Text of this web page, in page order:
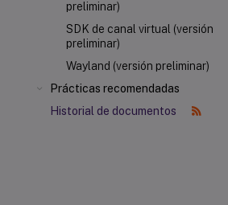
preliminar)
SDK de canal virtual (versión
preliminar)
Wayland (versión preliminar)
Prácticas recomendadas
Historial de documentos